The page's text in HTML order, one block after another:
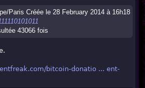
Paris Créée le 28 February 2014 à 16h18
43066 fois
bitcoin-donatio ... ent-